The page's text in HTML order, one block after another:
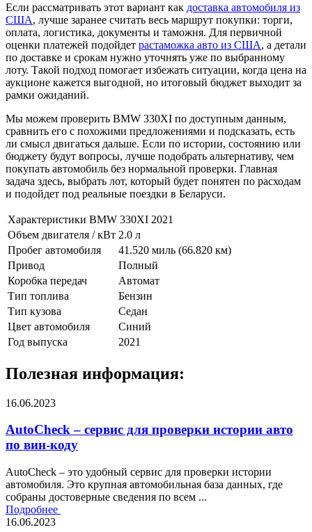
Если рассматривать этот вариант как доставка автомобиля из
США, лучше заранее считать весь маршрут покупки: торги,
оплата, логистика, документы и таможня. Для первичной
оценки платежей подойдет растаможка авто из США, а детали
по доставке и срокам нужно уточнять уже по выбранному
лоту. Такой подход помогает избежать ситуации, когда цена на
аукционе кажется выгодной, но итоговый бюджет выходит за
рамки ожиданий.
Мы можем проверить BMW 330XI по доступным данным,
сравнить его с похожими предложениями и подсказать, есть
ли смысл двигаться дальше. Если по истории, состоянию или
бюджету будут вопросы, лучше подобрать альтернативу, чем
покупать автомобиль без нормальной проверки. Главная
задача здесь, выбрать лот, который будет понятен по расходам
и подойдет под реальные поездки в Беларуси.
Характеристики BMW 330XI 2021
Объем двигателя / кВт 2.0 л
Пробег автомобиля
41.520 миль (66.820 км)
Привод
Полный
Коробка передач
Автомат
Тип топлива
Бензин
Тип кузова
Седан
Цвет автомобиля
Синий
Год выпуска
2021
Полезная информация:
16.06.2023
AutoCheck – сервис для проверки истории авто
по вин-коду
AutoCheck – это удобный сервис для проверки истории
автомобиля. Это крупная автомобильная база данных, где
собраны достоверные сведения по всем ...
Подробнее
16.06.2023